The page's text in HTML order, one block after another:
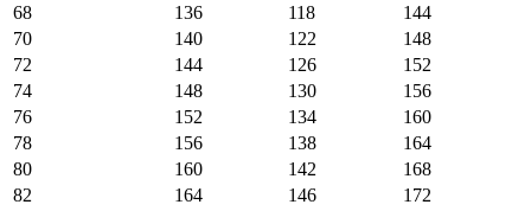
68
136 118
144
70
140 122
148
72
144 126
152
74
148 130
156
76
152 134
160
78
156 138
164
80
160 142
168
82
164 146
172